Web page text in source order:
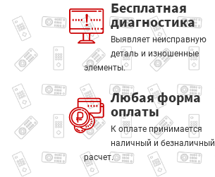
Бесплатная
диагностика
Выявляет неисправную
деталь и изношенные
элементы.
Любая форма
оплаты
К оплате принимается
наличный и безналичный
расчет.